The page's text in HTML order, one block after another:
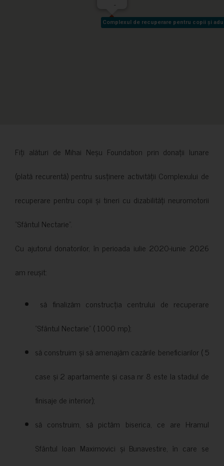
Complexul de recuperare pentru copii și
Complexul de recuperare pentru copii și
-
Fiți alături de Mihai Neșu Foundation prin donații lunare
(plată recurentă) pentru susținere activității Complexului de
recuperare pentru copii și tineri cu dizabilități neuromotorii
”Sfântul Nectarie”.
Cu ajutorul donatorilor, în perioada iulie 2020-iunie 2026
am reușit:
să finalizăm construcția centrului de recuperare
”Sfântul Nectarie” ( 1000 mp);
să construim și să amenajăm cazările beneficiarilor ( 5
case și 2 apartamente și casa nr 8 este la stadiul de
finisaje de interior);
să construim, să pictăm biserica, ce are Hramul
Sfântul Ioan Maximovici și Bunavestire, în care se